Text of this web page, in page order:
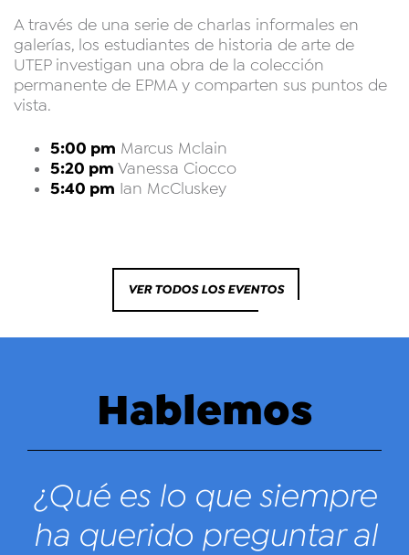
A través de una serie de charlas informales en
galerías, los estudiantes de historia de arte de
UTEP investigan una obra de la colección
permanente de EPMA y comparten sus puntos de
vista.
5:00 pm Marcus Mclain
5:20 pm Vanessa Ciocco
5:40 pm Ian McCluskey
VER TODOS LOS EVENTOS
Hablemos
¿Qué es lo que siempre
ha querido preguntar al